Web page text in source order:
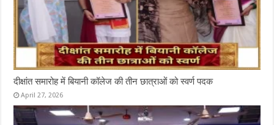
दीक्षांत समारोह में बियानी कॉलेज की तीन छात्राओं को स्वर्ण पदक
April 27, 2026